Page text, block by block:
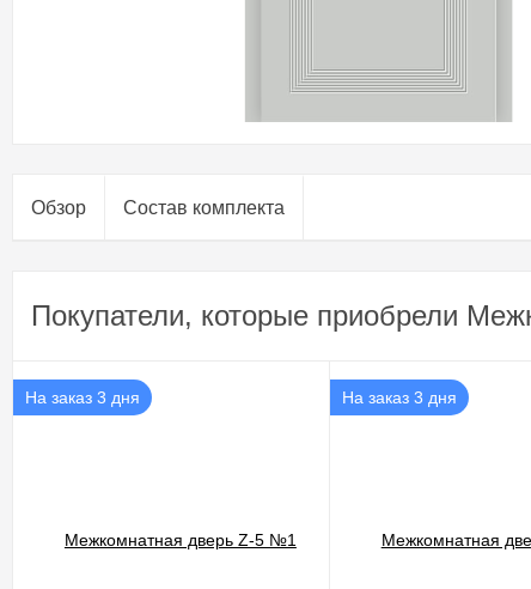
Обзор Состав комплекта
Покупатели, которые приобрели
На заказ 3 дня На заказ 3 дня